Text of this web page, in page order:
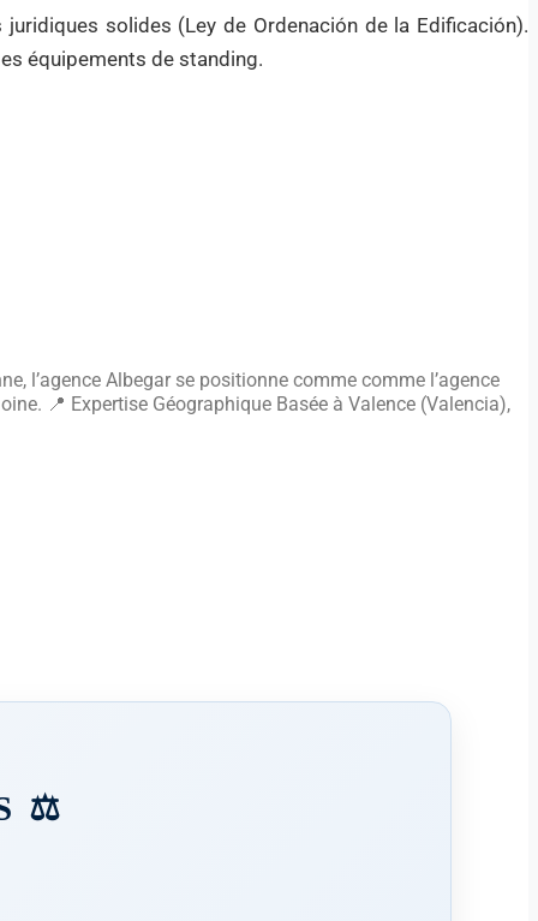
solides (Ley de Ordenación de la Edificación).
équipements de standing.
l’agence Albegar se positionne comme comme l’agence
📍 Expertise Géographique Basée à Valence (Valencia),
⚖️